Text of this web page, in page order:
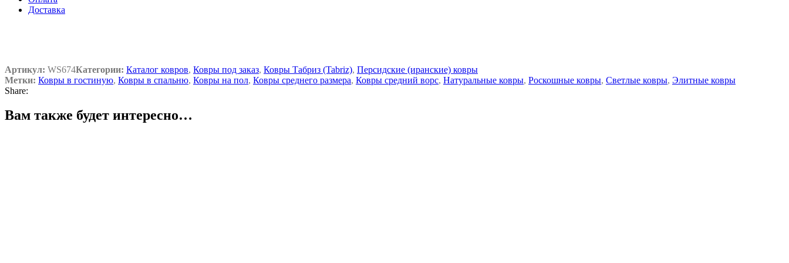
Доставка
Артикул: WS674Категории: Каталог ковров, Ковры под заказ, Ковры Табриз (Tabriz), Персидские (иранские) ковры
Метки: Ковры в гостиную, Ковры в спальню, Ковры на пол, Ковры среднего размера, Ковры средний ворс, Натуральные ковры, Роскошные ковры, Светлые ковры, Элитные ковры
Share:
Вам также будет интересно…